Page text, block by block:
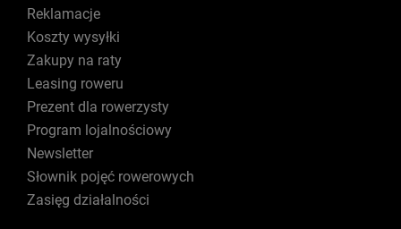
Reklamacje
Koszty wysyłki
Zakupy na raty
Leasing roweru
Prezent dla rowerzysty
Program lojalnościowy
Newsletter
Słownik pojęć rowerowych
Zasięg działalności